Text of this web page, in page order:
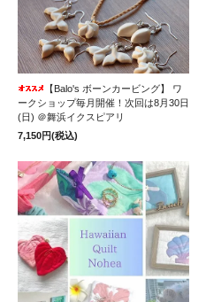
【Balo's ボーンカービング】 ワ
ークショップ毎月開催！次回は8月30日
(日) ＠舞浜イクスピアリ
7,150円(税込)